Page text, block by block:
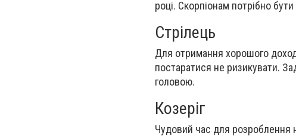
році. Скорпіонам потрібно
Стрілець
Для отримання хорошого
постаратися не ризикувати.
головою.
Козеріг
Чудовий час для розроблення